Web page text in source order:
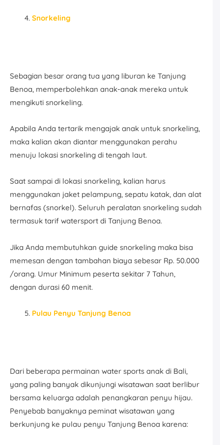
Snorkeling
Sebagian besar orang tua yang liburan ke Tanjung
Benoa, memperbolehkan anak-anak mereka untuk
mengikuti snorkeling.
Apabila Anda tertarik mengajak anak untuk snorkeling,
maka kalian akan diantar menggunakan perahu
menuju lokasi snorkeling di tengah laut.
Saat sampai di lokasi snorkeling, kalian harus
menggunakan jaket pelampung, sepatu katak, dan alat
bernafas (snorkel). Seluruh peralatan snorkeling sudah
termasuk tarif watersport di Tanjung Benoa.
Jika Anda membutuhkan guide snorkeling maka bisa
memesan dengan tambahan biaya sebesar Rp. 50.000
/orang. Umur Minimum peserta sekitar 7 Tahun,
dengan durasi 60 menit.
Pulau Penyu Tanjung Benoa
Dari beberapa permainan water sports anak di Bali,
yang paling banyak dikunjungi wisatawan saat berlibur
bersama keluarga adalah penangkaran penyu hijau.
Penyebab banyaknya peminat wisatawan yang
berkunjung ke pulau penyu Tanjung Benoa karena: